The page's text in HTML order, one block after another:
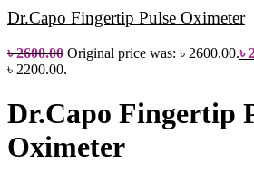
Dr.Capo Fingertip Pulse Oximeter
৳2600.00 Original price was: ৳ 2600.00.৳
৳ 2200.00.
Dr.Capo Fingertip
Oximeter